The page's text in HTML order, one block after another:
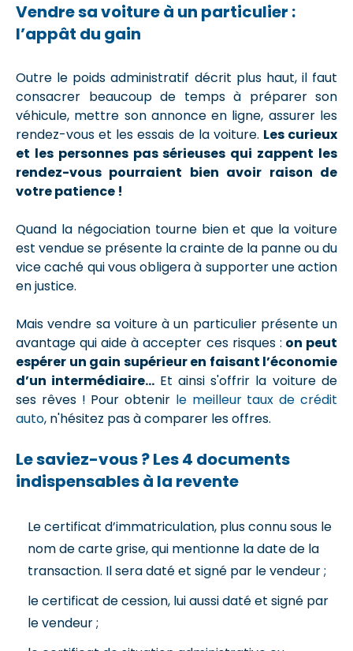
Vendre sa voiture à un particulier :
l’appât du gain
Outre le poids administratif décrit plus haut, il faut
consacrer beaucoup de temps à préparer son
véhicule, mettre son annonce en ligne, assurer les
rendez-vous et les essais de la voiture. Les curieux
et les personnes pas sérieuses qui zappent les
rendez-vous pourraient bien avoir raison de
votre patience !
Quand la négociation tourne bien et que la voiture
est vendue se présente la crainte de la panne ou du
vice caché qui vous obligera à supporter une action
en justice.
Mais vendre sa voiture à un particulier présente un
avantage qui aide à accepter ces risques : on peut
espérer un gain supérieur en faisant l’économie
d’un intermédiaire… Et ainsi s'offrir la voiture de
ses rêves ! Pour obtenir le meilleur taux de crédit
auto, n'hésitez pas à comparer les offres.
Le saviez-vous ? Les 4 documents
indispensables à la revente
Le certificat d’immatriculation, plus connu sous le
nom de carte grise, qui mentionne la date de la
transaction. Il sera daté et signé par le vendeur ;
le certificat de cession, lui aussi daté et signé par
le vendeur ;